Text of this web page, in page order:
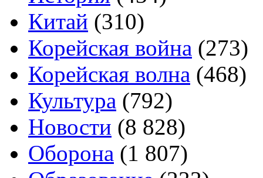
Китай (310)
Корейская война (273)
Корейская волна (468)
Культура (792)
Новости (8 828)
Оборона (1 807)